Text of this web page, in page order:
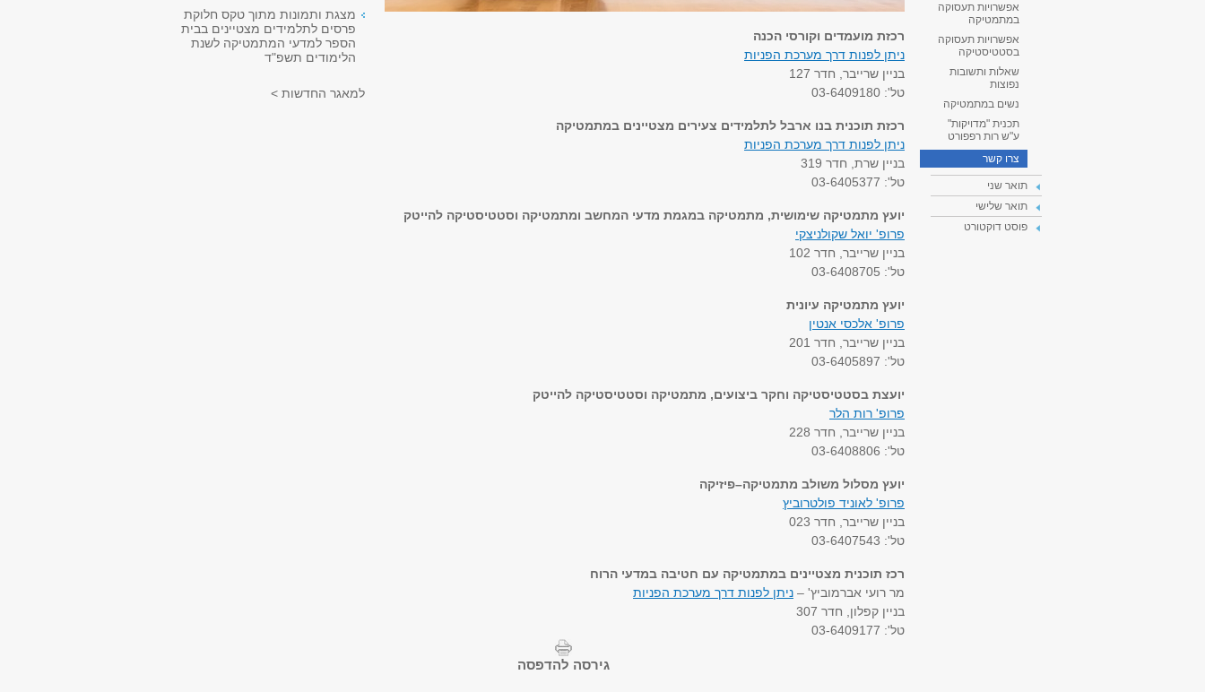
אפשרויות תעסוקה
במתמטיקה
אפשרויות תעסוקה
בסטטיסטיקה
שאלות ותשובות
נפוצות
נשים במתמטיקה
תכנית "מדויקות"
ע"ש רות רפפורט
צרו קשר
תואר שני
תואר שלישי
פוסט דוקטורט
רכזת מועמדים וקורסי הכנה
ניתן לפנות דרך מערכת הפניות
בניין שרייבר, חדר 127
טל': 03-6409180
רכזת תוכנית בנו ארבל לתלמידים צעירים מצטיינים במתמטיקה
ניתן לפנות דרך מערכת הפניות
בניין שרת, חדר 319
טל': 03-6405377
יועץ מתמטיקה שימושית, מתמטיקה במגמת מדעי המחשב ומתמטיקה וסטטיסטיקה להייטק
פרופ' יואל שקולניצקי
בניין שרייבר, חדר 102
טל': 03-6408705
יועץ מתמטיקה עיונית
פרופ' אלכסי אנטין
בניין שרייבר, חדר 201
טל': 03-6405897
יועצת בסטטיסטיקה וחקר ביצועים, מתמטיקה וסטטיסטיקה להייטק
פרופ' רות הלר
בניין שרייבר, חדר 228
טל': 03-6408806
יועץ מסלול משולב מתמטיקה–פיזיקה
פרופ' לאוניד פולטרוביץ
בניין שרייבר, חדר 023
טל': 03-6407543
רכז תוכנית מצטיינים במתמטיקה עם חטיבה במדעי הרוח
מר רועי אברמוביץ' – ניתן לפנות דרך מערכת הפניות
בניין קפלון, חדר 307
טל': 03-6409177
גירסה להדפסה
מצגת ותמונות מתוך טקס חלוקת
פרסים לתלמידים מצטיינים בבית
הספר למדעי המתמטיקה לשנת
הלימודים תשפ"ד
למאגר החדשות >